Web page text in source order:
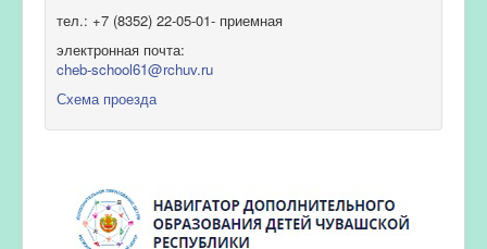
тел.: +7 (8352) 22-05-01- приемная
электронная почта:
cheb-school61@rchuv.ru
Схема проезда